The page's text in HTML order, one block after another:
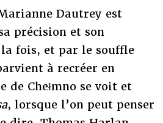
Dautrey est
précision et son
fois, et par le souffle
à recréer en
de Chełmno se voit et
, lorsque l’on peut penser